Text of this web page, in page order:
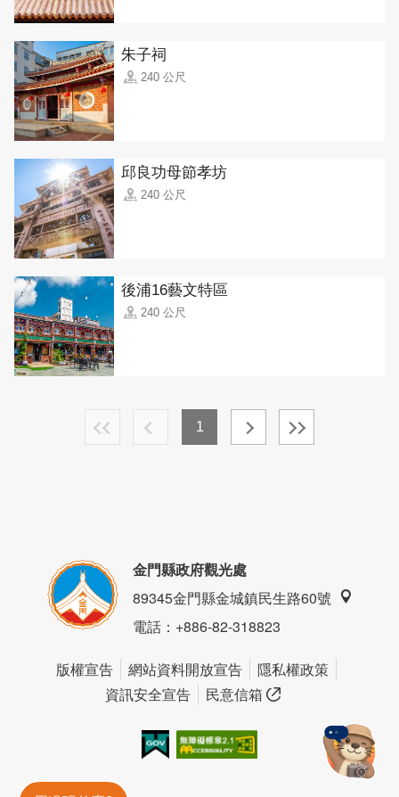
朱子祠
240 公尺
邱良功母節孝坊
240 公尺
後浦16藝文特區
240 公尺
1
金門縣政府觀光處
89345金門縣金城鎮民生路60號
電話：+886-82-318823
版權宣告 網站資料開放宣告
隱私權政策
資訊安全宣告
民意信箱